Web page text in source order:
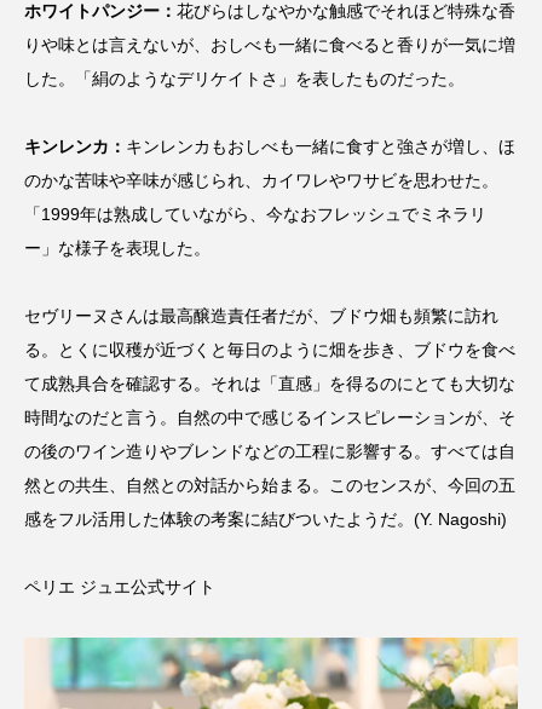
ホワイトパンジー： 花びらはしなやかな触感でそれほど特殊な香
りや味とは言えないが、おしべも一緒に食べると香りが一気に増
した。「絹のようなデリケイトさ」を表したものだった。
キンレンカ： キンレンカもおしべも一緒に食すと強さが増し、ほ
のかな苦味や辛味が感じられ、カイワレやワサビを思わせた。
「1999年は熟成していながら、今なおフレッシュでミネラリ
ー」な様子を表現した。
セヴリーヌさんは最高醸造責任者だが、ブドウ畑も頻繁に訪れ
る。とくに収穫が近づくと毎日のように畑を歩き、ブドウを食べ
て成熟具合を確認する。それは「直感」を得るのにとても大切な
時間なのだと言う。自然の中で感じるインスピレーションが、そ
の後のワイン造りやブレンドなどの工程に影響する。すべては自
然との共生、自然との対話から始まる。このセンスが、今回の五
感をフル活用した体験の考案に結びついたようだ。(Y. Nagoshi)
ペリエ ジュエ公式サイト